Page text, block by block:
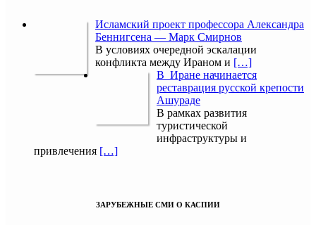
Исламский проект профессора Александра
Беннигсена — Марк Смирнов
В условиях очередной эскалации
конфликта между Ираном и […]
В Иране начинается
реставрация русской крепости
Ашураде
В рамках развития
туристической
инфраструктуры и
привлечения […]
ЗАРУБЕЖНЫЕ СМИ О КАСПИИ